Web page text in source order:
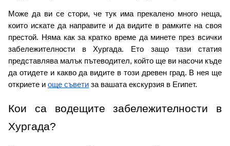
Може да ви се стори, че тук има прекалено много неща,
които искате да направите и да видите в рамките на своя
престой. Няма как за кратко време да минете през всички
забележителности в Хургада. Ето защо тази статия
представлява малък пътеводител, който ще ви насочи къде
да отидете и какво да видите в този древен град. В нея ще
откриете и още съвети за вашата екскурзия в Египет.
Кои са водещите забележителности в
Хургада?